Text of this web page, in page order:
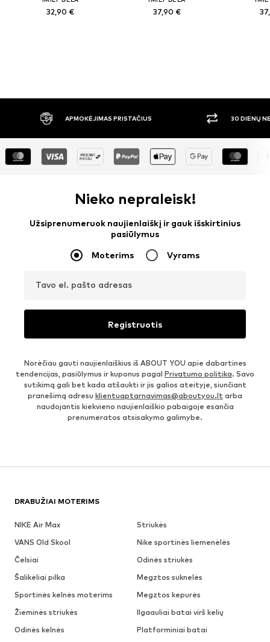
32,90 € 37,90 €
APMOKĖJIMAS PRISTAČIUS 30 DIENŲ
Nieko nepraleisk!
Užsiprenumeruok naujienlaiškį ir gauk išskirtinius
pasiūlymus
Moterims Vyrams
Tavo el. pašto adresas
Registruotis
Norėčiau gauti naujienlaiškius iš ABOUT YOU apie dabartines
tendencijas, pasiūlymus ir kuponus pagal Privatumo politika. Savo
sutikimą gali bet kada atšaukti ir jis galios ateityje, siunčiant
pranešimą adresu klientuaptarnavimas@aboutyou.lt arba
naudojantis kiekvieno naujienlaiškio pabaigoje esančia
prenumeratos atsisakymo galimybe.
DRABUŽIAI MOTERIMS
NIKE Air Max
Striukės
VANS Old Skool
Nike sportinės liemenėlės
Čelsiai
Odinės striukės
Šalikėliai pilka
Megztos suknelės
Sportinės kelnės moterims
Megztos kepurės
Žieminės striukės
Ilgaauliai batai virš kelių
Odinės kelnės
Platforminiai batai